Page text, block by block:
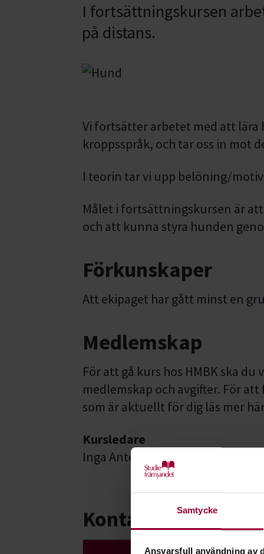
Samtycke
Ansvarsfull användning av
I fortsättningskursen
på distans.
Vi fortsätter arbetet med att
kroppsspråk, och tar oss in mot
I teorin tar vi upp belöning/
Målet i fortsättningskursen är
och att kunna styra hunden
Förkunskaper
Att ekipaget har gått minst en
Medlemskap
För att gå kurs hos HMBK ska
medlemskap och avgifter. För
som är aktuellt för dig läs mer
Kursledare
Inga Antelius
Kontakt